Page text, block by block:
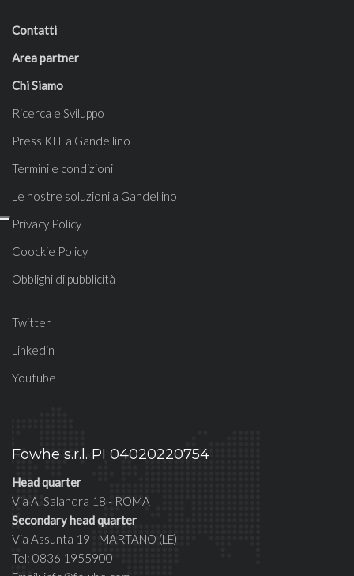
Contatti
Area partner
Chi Siamo
Ricerca e Sviluppo
Press KIT a Gandellino
Termini e condizioni
Le nostre soluzioni a Gandellino
Privacy Policy
Coockie Policy
Obblighi di pubblicità
Twitter
Linkedin
Youtube
Fowhe s.r.l. PI 04020220754
Head quarter
Via A. Salandra 18 - ROMA
Secondary head quarter
Via Assunta 19 - MARTANO (LE)
Tel: 0836 1955900